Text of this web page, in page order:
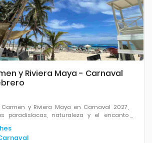
y Riviera Maya - Carnaval
y Riviera Maya en Carnaval 2027,
paradisíacas, naturaleza y el encanto